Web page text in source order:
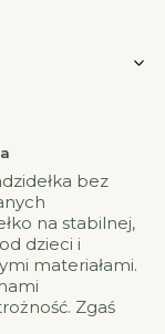
bez
na stabilnej,
dzieci i
materiałami.
Zgaś